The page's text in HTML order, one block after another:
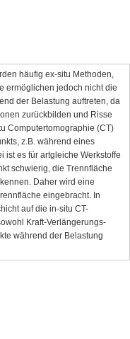
häufig ex-situ Methoden,
ermöglichen jedoch nicht die
der Belastung auftreten, da
zurückbilden und Risse
Computertomographie (CT)
z.B. während eines
ist es für artgleiche Werkstoffe
schwierig, die Trennfläche
Daher wird eine
eingebracht. In
auf die in-situ CT-
Kraft-Verlängerungs-
während der Belastung